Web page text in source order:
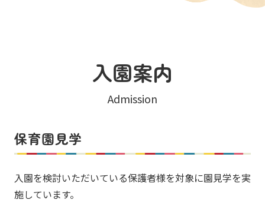
入園案内
Admission
保育園見学
入園を検討いただいている保護者様を対象に園見学を実
施しています。